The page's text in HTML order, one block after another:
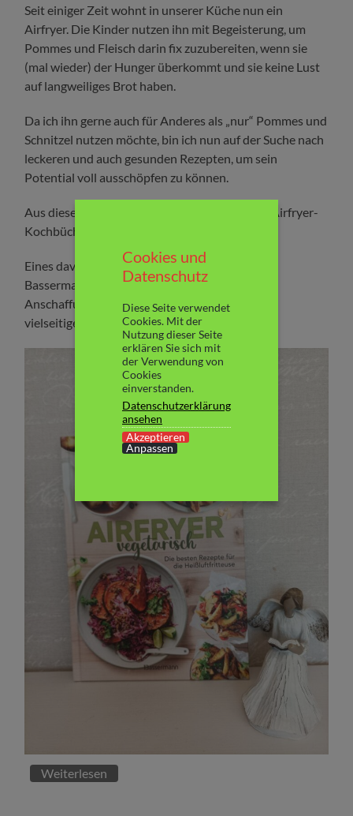
Seit einiger Zeit wohnt in unserer Küche nun ein
Airfryer. Die Kinder nutzen ihn mit Begeisterung, um
Pommes und Fleisch darin fix zuzubereiten, wenn sie
(mal wieder) der Hunger überkommt und sie keine Lust
auf langweiliges Brot haben.
Da ich ihn gerne auch für Anderes als „nur“ Pommes und
Schnitzel nutzen möchte, bin ich nun auf der Suche nach
leckeren und auch gesunden Rezepten, um sein
Potential voll ausschöpfen zu können.
Aus diesem Grund sind bei mir nun zwei neue Airfryer-
Kochbücher eingezogen.
Eines davon ist „Airfryer vegetarisch“ aus dem
Bassermann Verlag. Mit 9,99 € günstig in der
Anschaffung finden sich auf mehr als 70 Seiten
vielseitige Rezepte für jede Gelegenheit.
Weiterlesen
Cookies und
Datenschutz
Diese Seite verwendet
Cookies. Mit der
Nutzung dieser Seite
erklären Sie sich mit
der Verwendung von
Cookies
einverstanden.
Datenschutzerklärung
ansehen
Akzeptieren
Anpassen